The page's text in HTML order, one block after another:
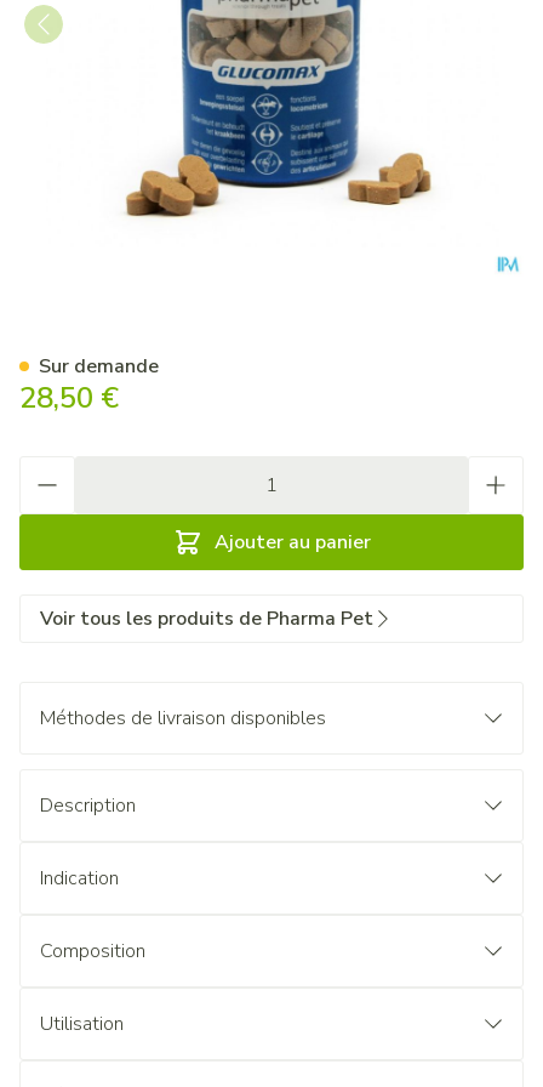
28,50 €
Ajouter au panier
Sur demande
Voir tous les produits de Pharma Pet
Méthodes de livraison disponibles
Description
Indication
Composition
Utilisation